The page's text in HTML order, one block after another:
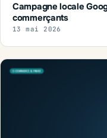
Campagne locale
commerçants
13 mai 2026